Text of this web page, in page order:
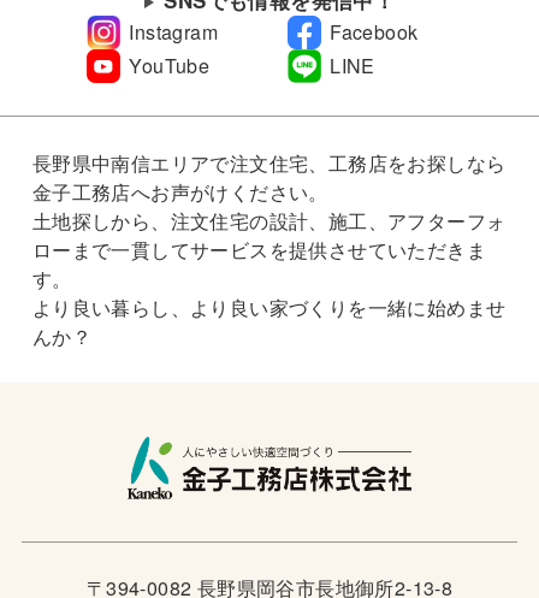
Instagram
Facebook
YouTube
LINE
長野県中南信エリアで注文住宅、工務店をお探しなら
金子工務店へお声がけください。
土地探しから、注文住宅の設計、施工、アフターフォ
ローまで一貫してサービスを提供させていただきま
す。
より良い暮らし、より良い家づくりを一緒に始めませ
んか？
〒394-0082 長野県岡谷市長地御所2-13-8